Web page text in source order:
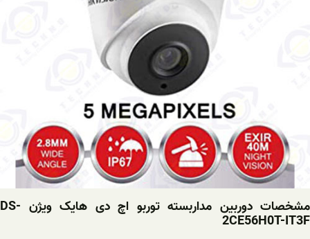
مشخصات دوربین مداربسته توربو اچ دی هایک ویژن DS-
2CE56H0T-IT3F